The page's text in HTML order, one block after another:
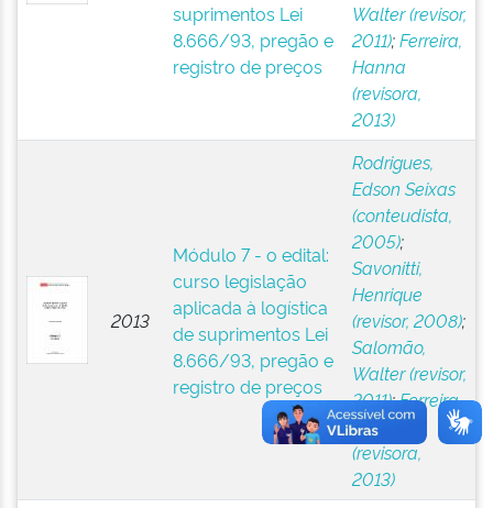
suprimentos Lei
8.666/93, pregão e
registro de preços
Walter (revisor,
2011);Ferreira,
Hanna
(revisora,
2013)
2013
Módulo 7 - o edital:
curso legislação
aplicada à logística
de suprimentos Lei
8.666/93, pregão e
registro de preços
Rodrigues,
Edson Seixas
(conteudista,
2005);
Savonitti,
Henrique
(revisor, 2008);
Salomão,
Walter (revisor,
2011);Ferreira,
Hanna
(revisora,
2013)